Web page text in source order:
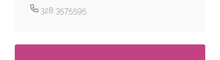
328 3575595